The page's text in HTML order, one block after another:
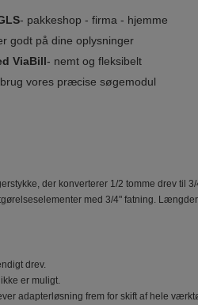
- pakkeshop - firma - hjemme
godt på dine oplysninger
ViaBill- nemt og fleksibelt
vores præcise søgemodul
der konverterer 1/2 tomme drev til
med 3/4" fatning.
drev.
er muligt.
adapterløsning frem for skift af hele